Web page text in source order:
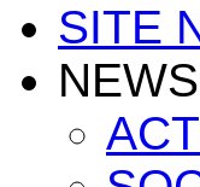
SITE
NEWS